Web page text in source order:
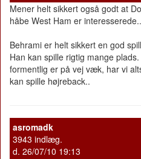
Mener helt sikkert også godt at
håbe West Ham er interesserede..
Behrami er helt sikkert en god
Han kan spille rigtig mange
formentlig er på vej væk, har vi
kan spille højreback..
asromadk
3943 indlæg.
d. 26/07/10 19:13